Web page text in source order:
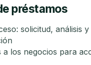
préstamos
solicitud, análisis y
a los negocios para